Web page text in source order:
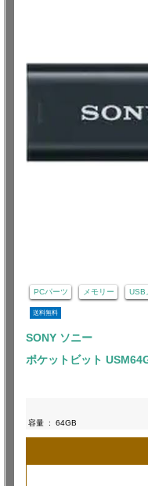
PCパーツ メモリー USB
送料無料
SONY ソニー
ポケットビット
容量 : 64GB